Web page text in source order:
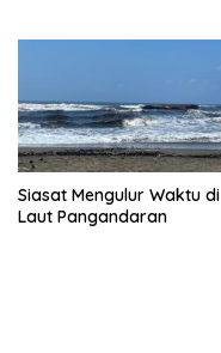
Siasat Mengulur Waktu di
Laut Pangandaran